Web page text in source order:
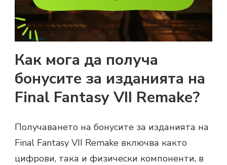
Как мога да получа
бонусите за изданията на
Final Fantasy VII Remake?
Получаването на бонусите за изданията на
Final Fantasy VII Remake включва както
цифрови, така и физически компоненти, в